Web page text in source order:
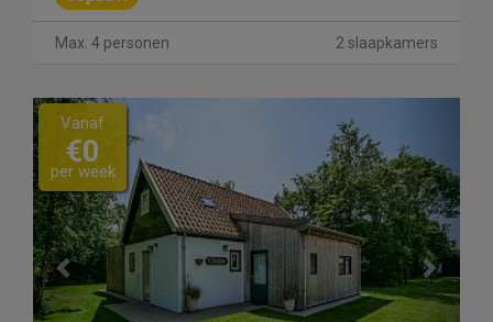
Max. 4 personen 2 slaapkamers
Previous
Vanaf
€0
per week